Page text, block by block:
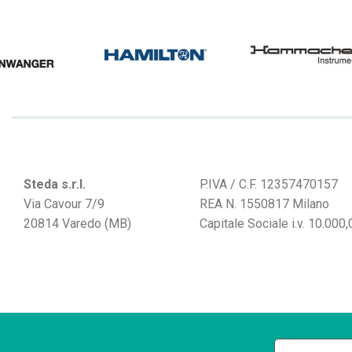
Steda s.r.l.
Via Cavour 7/9
20814 Varedo (MB)
P.IVA / C.F. 12357470157
REA N. 1550817 Milano
Capitale Sociale i.v.